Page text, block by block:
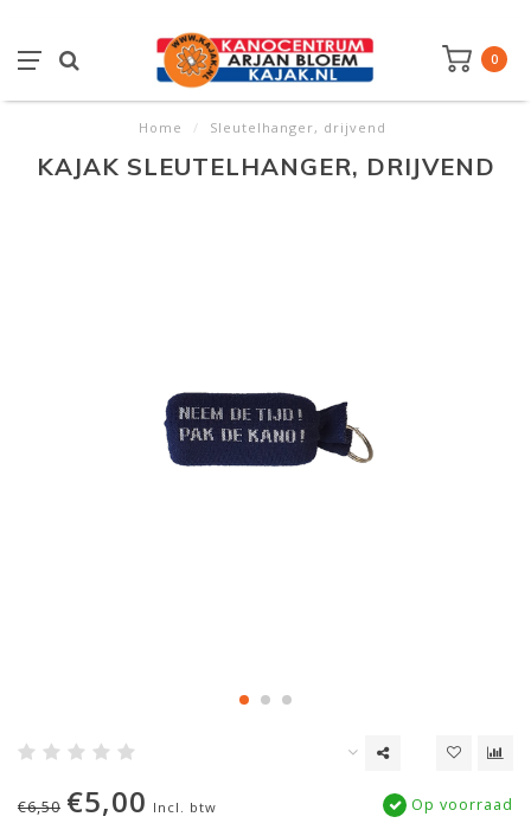
0
Home / Sleutelhanger, drijvend
KAJAK SLEUTELHANGER, DRIJVEND
€6,50 €5,00 Incl. btw Op voorraad